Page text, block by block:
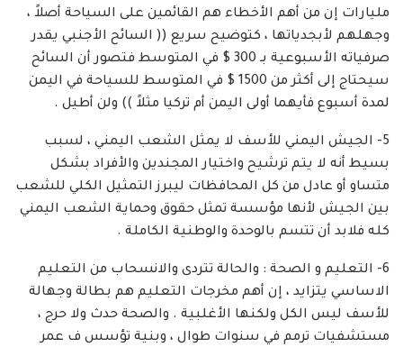
مليارات إن من أهم الأخطاء هم القائمين على السياحة أصلاً ،
وجهلهم لأبجدياتها ، كتوضيح سريع (( السائح الأجنبي يقدر
صرفياته الأسبوعية بـ 300 $ في المتوسط فتصور أن السائح
سيحتاج إلى أكثر من 1500 $ في المتوسط للسياحة في اليمن
لمدة أسبوع فأيهما أولى اليمن أم تركيا مثلاً )) ولن أطيل .
5- الجيش اليمني للأسف لا يمثل الشعب اليمني ، لسبب
بسيط أنه لا يتم ترشيح واختيار المجندين والأفراد بشكل
متساو أو عادل من كل المحافظات ليبرز التمثيل الكلي للشعب
بين الجيش لأنها مؤسسة تمثل حقوق وحماية الشعب اليمني
كله فلابد أن تتسم بالوحدة والوطنية الكاملة .
6- التعليم و الصحة : والحالة تتردى والانسحاب من التعليم
الاساسي يتزايد ، إن أهم مخرجات التعليم هم بطالة وجهالة
للأسف ليس الكل ولكنها الأغلبية . والصحة حدث ولا حرج ،
مستشفيات ترمم في سنوات طوال ، وبنية تؤسس ف عمر